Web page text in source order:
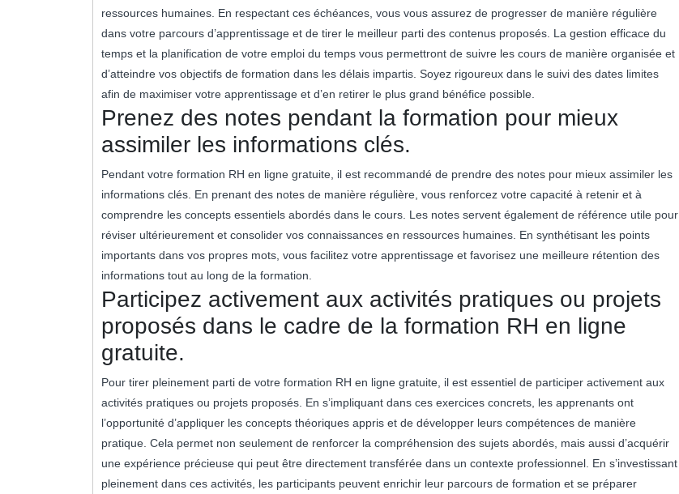
ressources humaines. En respectant ces échéances, vous vous assurez de progresser de manière régulière
dans votre parcours d’apprentissage et de tirer le meilleur parti des contenus proposés. La gestion efficace du
temps et la planification de votre emploi du temps vous permettront de suivre les cours de manière organisée et
d’atteindre vos objectifs de formation dans les délais impartis. Soyez rigoureux dans le suivi des dates limites
afin de maximiser votre apprentissage et d’en retirer le plus grand bénéfice possible.
Prenez des notes pendant la formation pour mieux
assimiler les informations clés.
Pendant votre formation RH en ligne gratuite, il est recommandé de prendre des notes pour mieux assimiler les
informations clés. En prenant des notes de manière régulière, vous renforcez votre capacité à retenir et à
comprendre les concepts essentiels abordés dans le cours. Les notes servent également de référence utile pour
réviser ultérieurement et consolider vos connaissances en ressources humaines. En synthétisant les points
importants dans vos propres mots, vous facilitez votre apprentissage et favorisez une meilleure rétention des
informations tout au long de la formation.
Participez activement aux activités pratiques ou projets
proposés dans le cadre de la formation RH en ligne
gratuite.
Pour tirer pleinement parti de votre formation RH en ligne gratuite, il est essentiel de participer activement aux
activités pratiques ou projets proposés. En s’impliquant dans ces exercices concrets, les apprenants ont
l’opportunité d’appliquer les concepts théoriques appris et de développer leurs compétences de manière
pratique. Cela permet non seulement de renforcer la compréhension des sujets abordés, mais aussi d’acquérir
une expérience précieuse qui peut être directement transférée dans un contexte professionnel. En s’investissant
pleinement dans ces activités, les participants peuvent enrichir leur parcours de formation et se préparer